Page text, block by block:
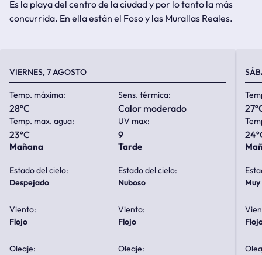
Es la playa del centro de la ciudad y por lo tanto la más
concurrida. En ella están el Foso y las Murallas Reales.
VIERNES, 7 AGOSTO
Temp. máxima:
28ºC
Sens. térmica:
calor moderado
Temp. max. agua:
23ºC
UV max:
9
Mañana
Estado del cielo:
despejado
Viento:
flojo
Oleaje:
Tarde
Estado del cielo:
nuboso
Viento:
flojo
Oleaje: